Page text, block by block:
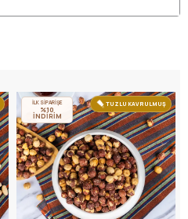
TUZLU KAVRULMUŞ
İLK SİPARİŞE
%10
İNDİRİM